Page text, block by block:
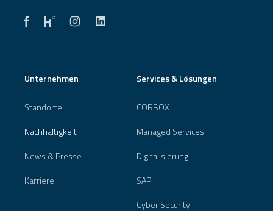
Unternehmen
Standorte
Nachhaltigkeit
News & Presse
Karriere
Services & Lösungen
CORBOX
Managed Services
Digitalisierung
SAP
Cyber Security